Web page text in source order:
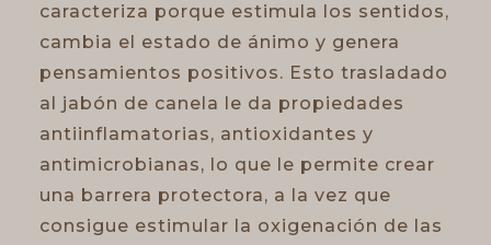
caracteriza porque estimula los sentidos,
cambia el estado de ánimo y genera
pensamientos positivos. Esto trasladado
al jabón de canela le da propiedades
antiinflamatorias, antioxidantes y
antimicrobianas, lo que le permite crear
una barrera protectora, a la vez que
consigue estimular la oxigenación de las